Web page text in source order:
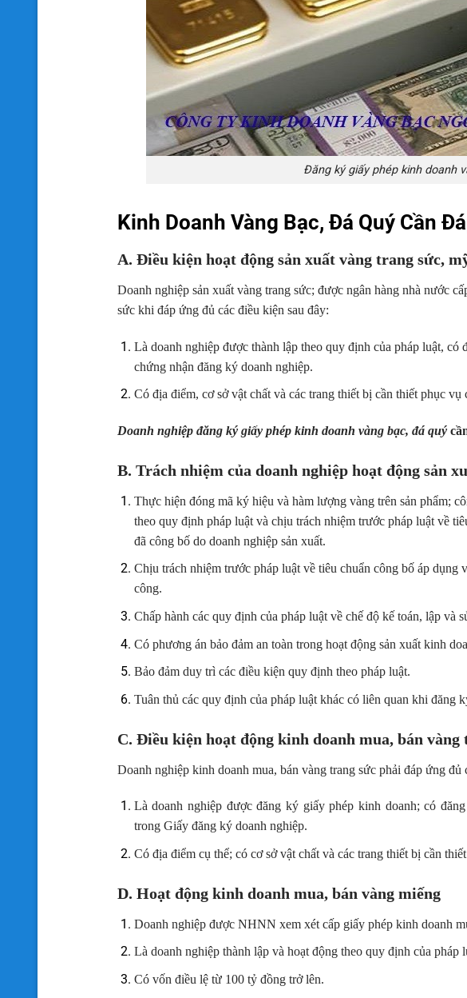
Đăng ký giấy phép kinh doanh
Kinh Doanh Vàng Bạc, Đá Quý Cần
A. Điều kiện hoạt động sản xuất vàng trang sức,
Doanh nghiệp sản xuất vàng trang sức; được ngân hàng nhà nước
sức khi đáp ứng đủ các điều kiện sau đây:
Là doanh nghiệp được thành lập theo quy định của pháp luật,
chứng nhận đăng ký doanh nghiệp.
Có địa điểm, cơ sở vật chất và các trang thiết bị cần thiết phục
Doanh nghiệp đăng ký giấy phép kinh doanh vàng bạc, đá quý
B. Trách nhiệm của doanh nghiệp hoạt động sản
Thực hiện đóng mã ký hiệu và hàm lượng vàng trên sản phẩm;
theo quy định pháp luật và chịu trách nhiệm trước pháp luật về
đã công bố do doanh nghiệp sản xuất.
Chịu trách nhiệm trước pháp luật về tiêu chuẩn công bố áp dụng
công.
Chấp hành các quy định của pháp luật về chế độ kế toán, lập và
Có phương án bảo đảm an toàn trong hoạt động sản xuất kinh
Bảo đảm duy trì các điều kiện quy định theo pháp luật.
Tuân thủ các quy định của pháp luật khác có liên quan khi đăng
C. Điều kiện hoạt động kinh doanh mua, bán vàng
Doanh nghiệp kinh doanh mua, bán vàng trang sức phải đáp ứng đủ
Là doanh nghiệp được đăng ký giấy phép kinh doanh; có
trong Giấy đăng ký doanh nghiệp.
Có địa điểm cụ thể; có cơ sở vật chất và các trang thiết bị cần
D. Hoạt động kinh doanh mua, bán vàng miếng
Doanh nghiệp được NHNN xem xét cấp giấy phép kinh doanh
Là doanh nghiệp thành lập và hoạt động theo quy định của pháp
Có vốn điều lệ từ 100 tỷ đồng trở lên.